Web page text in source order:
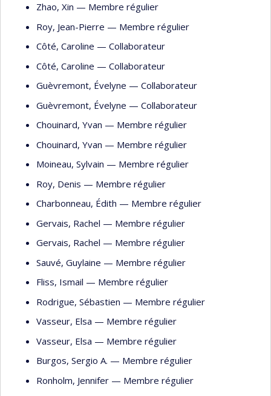
Zhao, Xin — Membre régulier
Roy, Jean-Pierre — Membre régulier
Côté, Caroline — Collaborateur
Côté, Caroline — Collaborateur
Guèvremont, Évelyne — Collaborateur
Guèvremont, Évelyne — Collaborateur
Chouinard, Yvan — Membre régulier
Chouinard, Yvan — Membre régulier
Moineau, Sylvain — Membre régulier
Roy, Denis — Membre régulier
Charbonneau, Édith — Membre régulier
Gervais, Rachel — Membre régulier
Gervais, Rachel — Membre régulier
Sauvé, Guylaine — Membre régulier
Fliss, Ismail — Membre régulier
Rodrigue, Sébastien — Membre régulier
Vasseur, Elsa — Membre régulier
Vasseur, Elsa — Membre régulier
Burgos, Sergio A. — Membre régulier
Ronholm, Jennifer — Membre régulier